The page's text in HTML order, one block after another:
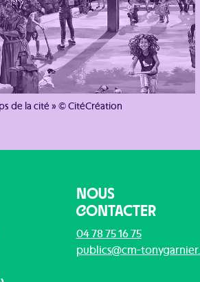
de la cité » © CitéCréation
NOUS
CONTACTER
04 78 75 16 75
publics@cm-